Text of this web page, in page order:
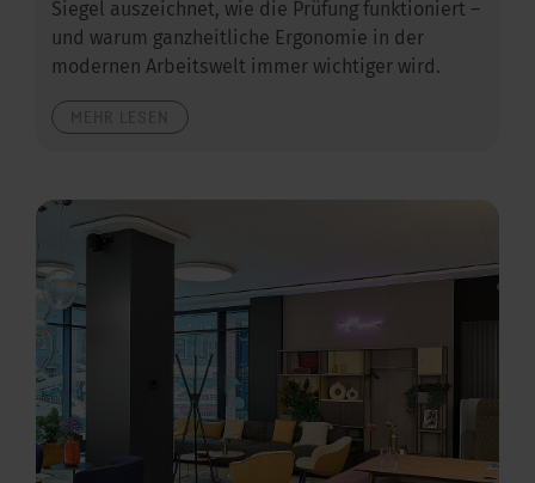
Siegel auszeichnet, wie die Prüfung funktioniert –
und warum ganzheitliche Ergonomie in der
modernen Arbeitswelt immer wichtiger wird.